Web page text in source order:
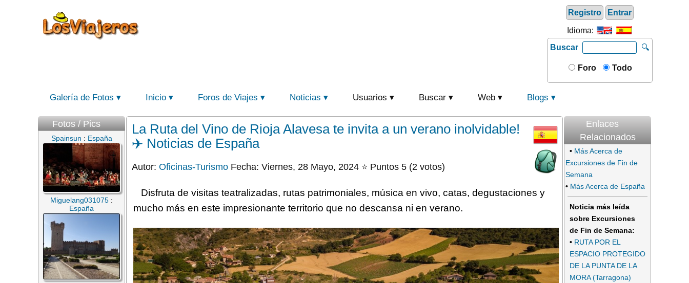
Registro Entrar
Idioma:
Buscar
🔍
Foro Todo
Galería de Fotos Inicio Foros de Viajes Noticias Usuarios Buscar Web Blogs
Fotos / Pics
Spainsun : España
Miguelang031075 :
España
La Ruta del Vino de Rioja Alavesa te invita a un verano inolvidable!
✈️ Noticias de España
Autor: Oficinas-Turismo Fecha: Viernes, 28 Mayo, 2024 ⭐ Puntos 5 (2 votos)
Disfruta de visitas teatralizadas, rutas patrimoniales, música en vivo, catas, degustaciones y
mucho más en este impresionante territorio que no descansa ni en verano.
Enlaces
Relacionados
• Más Acerca de
Excursiones de Fin de
Semana
• Más Acerca de España
Noticia más leída
sobre Excursiones
de Fin de Semana:
• RUTA POR EL
ESPACIO PROTEGIDO
DE LA PUNTA DE LA
MORA (Tarragona)